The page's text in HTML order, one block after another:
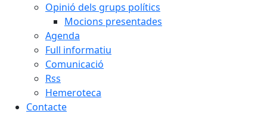
Opinió dels grups polítics
Mocions presentades
Agenda
Full informatiu
Comunicació
Rss
Hemeroteca
Contacte